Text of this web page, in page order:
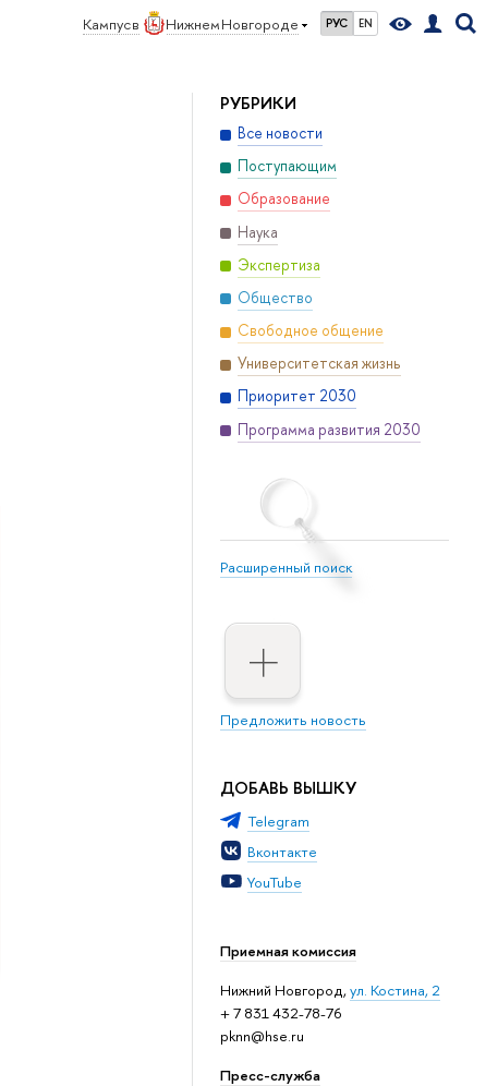
Кампус в Нижнем Новгороде РУС EN
РУБРИКИ
Все новости
Поступающим
Образование
Наука
Экспертиза
Общество
Свободное общение
Университетская жизнь
Приоритет 2030
Программа развития 2030
Расширенный поиск
Предложить новость
ДОБАВЬ ВЫШКУ
Telegram
Вконтакте
YouTube
Приемная комиссия
Нижний Новгород,ул. Костина, 2
+ 7 831 432-78-76
pknn@hse.ru
Пресс-служба